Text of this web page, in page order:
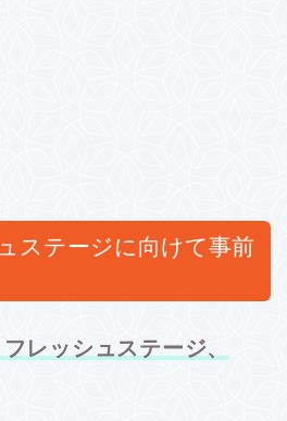
ステージに向けて事前
レッシュステージ、